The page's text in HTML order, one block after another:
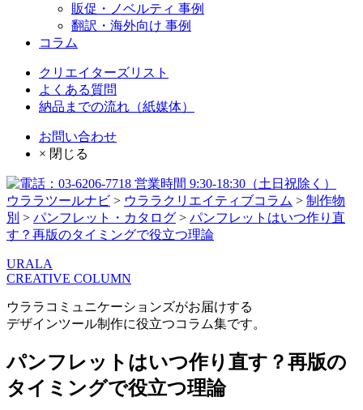
販促・ノベルティ 事例
翻訳・海外向け 事例
コラム
クリエイターズリスト
よくある質問
納品までの流れ（紙媒体）
お問い合わせ
× 閉じる
ウララツールナビ > ウララクリエイティブコラム > 制作物
別 > パンフレット・カタログ > パンフレットはいつ作り直
す？再版のタイミングで役立つ理論
URALA
CREATIVE COLUMN
ウララコミュニケーションズがお届けする
デザインツール制作に役立つコラム集です。
パンフレットはいつ作り直す？再版の
タイミングで役立つ理論